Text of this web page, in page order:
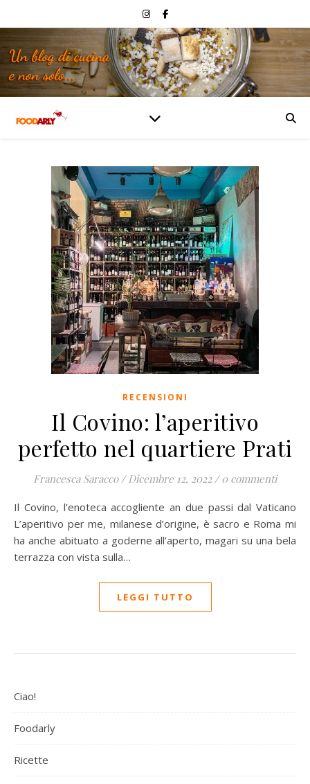
RECENSIONI
Il Covino: l’aperitivo
perfetto nel quartiere Prati
Francesca Saracco / Dicembre 12, 2022 / 0 commenti
Il Covino, l’enoteca accogliente an due passi dal Vaticano
L’aperitivo per me, milanese d’origine, è sacro e Roma mi
ha anche abituato a goderne all’aperto, magari su una bela
terrazza con vista sulla…
LEGGI TUTTO
Ciao!
Foodarly
Ricette